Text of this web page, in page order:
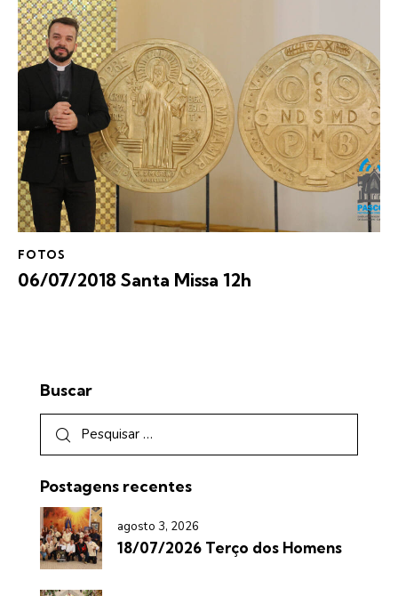
FOTOS
06/07/2018 Santa Missa 12h
Buscar
Postagens recentes
agosto 3, 2026
18/07/2026 Terço dos Homens